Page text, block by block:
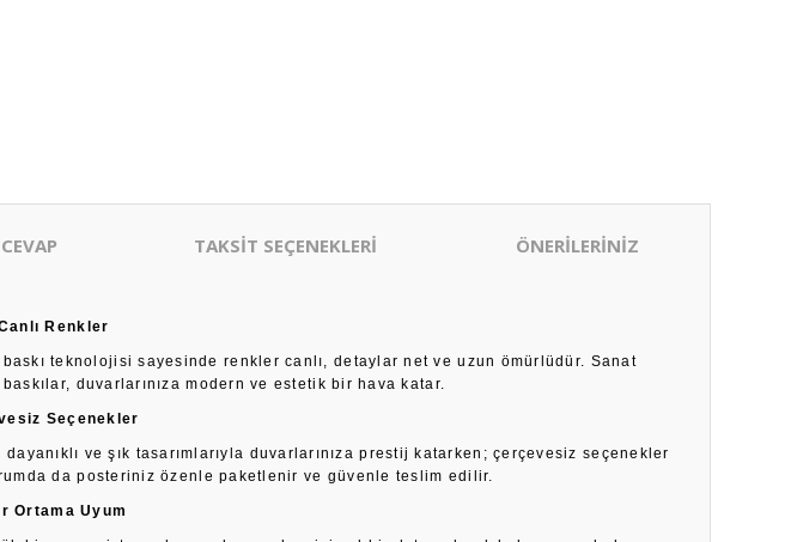
TAKSİT SEÇENEKLERİ ÖNERİLERİNİZ
Renkler
teknolojisi sayesinde renkler canlı, detaylar net ve uzun ömürlüdür. Sanat
duvarlarınıza modern ve estetik bir hava katar.
Seçenekler
ve şık tasarımlarıyla duvarlarınıza prestij katarken; çerçevesiz seçenekler
da posteriniz özenle paketlenir ve güvenle teslim edilir.
Ortama Uyum